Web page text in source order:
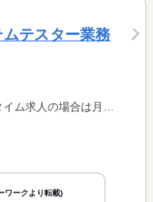
ムテスター業務
求人の場合は時間額を表示しています。
ワークより転載)